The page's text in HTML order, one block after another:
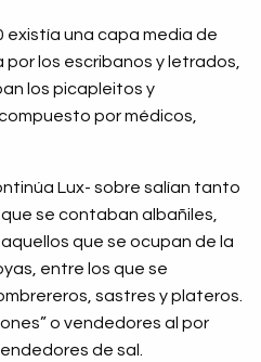
existía una capa media de
los escribanos y letrados,
los picapleitos y
por médicos,
Lux- sobre salían tanto
se contaban albañiles,
que se ocupan de la
entre los que se
sastres y plateros.
o vendedores al por
de sal.